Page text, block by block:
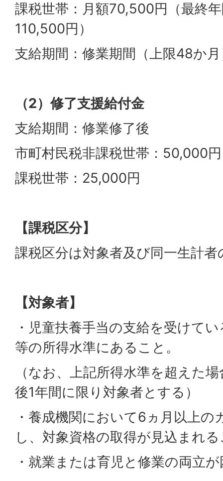
課税世帯：月額70,500円（最終
110,500円）
支給期間：修業期間（上限48か
（2）修了支援給付金
支給期間：修業修了後
市町村民税非課税世帯：50,000円
課税世帯：25,000円
【課税区分】
課税区分は対象者及び同一生計
【対象者】
・児童扶養手当の支給を受けて
等の所得水準にあること。
（なお、上記所得水準を超えた
後1年間に限り対象者とする）
・養成機関において6ヵ月以上
し、対象資格の取得が見込まれ
・就業または育児と修業の両立